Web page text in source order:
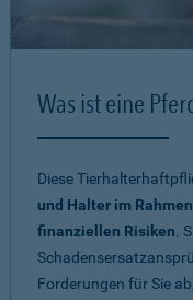
Was ist eine
Diese
und Halter im
finanziellen Risiken.
Forderungen für Sie